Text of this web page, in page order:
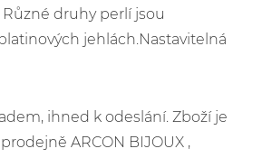
druhy perlí jsou
jehlách.Nastavitelná
ihned k odeslání. Zboží je
ARCON BIJOUX ,